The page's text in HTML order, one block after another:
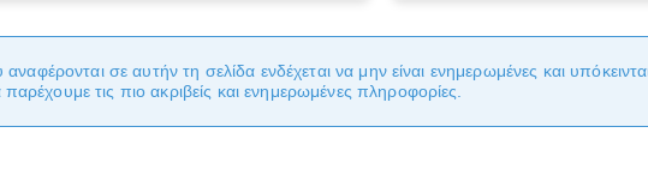
σε αυτήν τη σελίδα ενδέχεται να μην είναι ενημερωμένες και
τις πιο ακριβείς και ενημερωμένες πληροφορίες.